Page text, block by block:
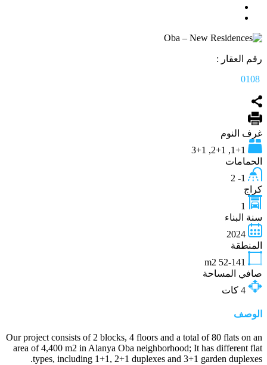
رقم العقار :
غرف النوم
1+1, 2+1, 3+1
الحمامات
1- 2
كراج
1
سنة البناء
2024
المنطقة
52-141
m2
صافي المساحة
4 كات
الوصف
Our project consists of 2 blocks, 4 floors and a total of 80 flats on an
area of ​​4,400 m2 in Alanya Oba neighborhood; It has different flat
types, including 1+1, 2+1 duplexes and 3+1 garden duplexes.